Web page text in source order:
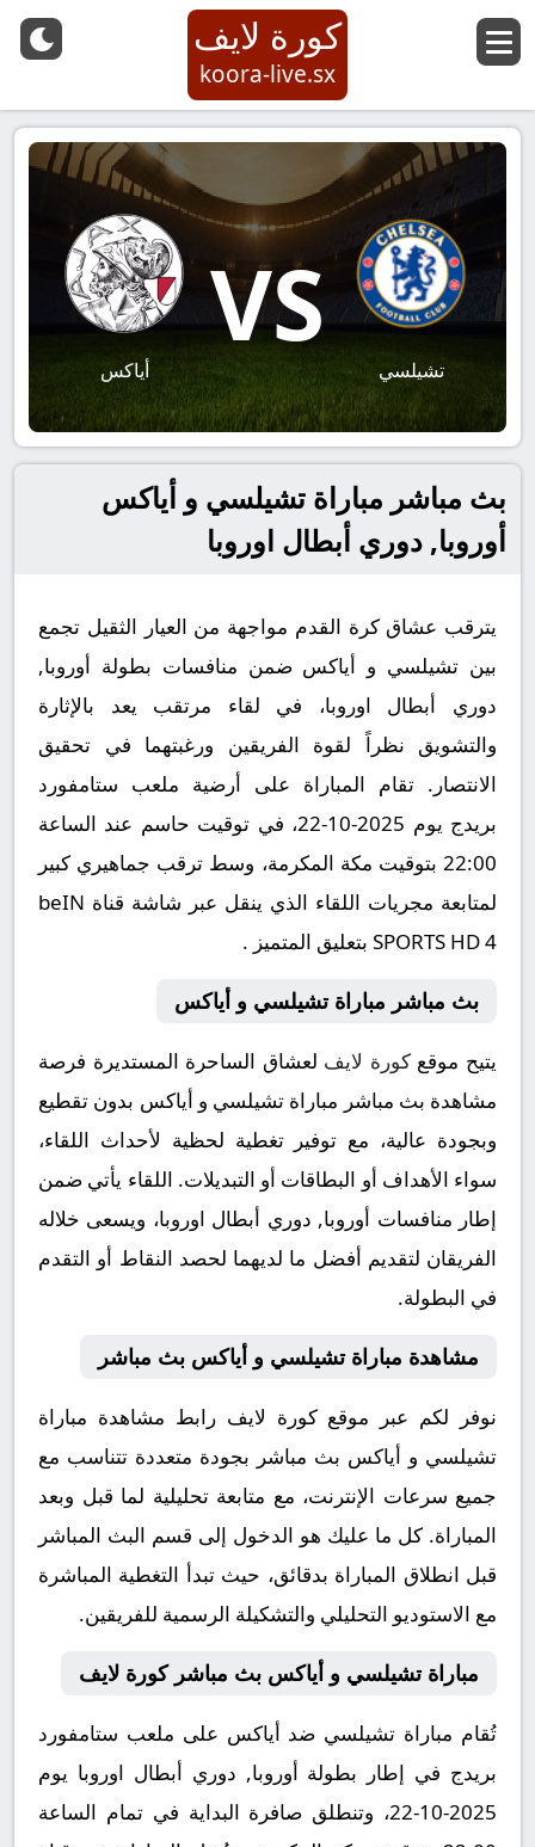
كورة لايف
koora-live.sx
تشيلسي
VS
أياكس
بث مباشر مباراة تشيلسي و أياكس
أوروبا, دوري أبطال اوروبا
يترقب عشاق كرة القدم مواجهة من العيار الثقيل تجمع
بين تشيلسي و أياكس ضمن منافسات بطولة أوروبا,
دوري أبطال اوروبا، في لقاء مرتقب يعد بالإثارة
والتشويق نظراً لقوة الفريقين ورغبتهما في تحقيق
الانتصار. تقام المباراة على أرضية ملعب ستامفورد
بريدج يوم 2025-10-22، في توقيت حاسم عند الساعة
22:00 بتوقيت مكة المكرمة، وسط ترقب جماهيري كبير
لمتابعة مجريات اللقاء الذي ينقل عبر شاشة قناة beIN
SPORTS HD 4 بتعليق المتميز .
بث مباشر مباراة تشيلسي و أياكس
يتيح موقعكورة لايف لعشاق الساحرة المستديرة فرصة
مشاهدة بث مباشر مباراة تشيلسي و أياكس بدون تقطيع
وبجودة عالية، مع توفير تغطية لحظية لأحداث اللقاء،
سواء الأهداف أو البطاقات أو التبديلات. اللقاء يأتي ضمن
إطار منافسات أوروبا, دوري أبطال اوروبا، ويسعى خلاله
الفريقان لتقديم أفضل ما لديهما لحصد النقاط أو التقدم
في البطولة.
مشاهدة مباراة تشيلسي و أياكس بث مباشر
نوفر لكم عبر موقع كورة لايف رابط مشاهدة مباراة
تشيلسي و أياكس بث مباشر بجودة متعددة تتناسب مع
جميع سرعات الإنترنت، مع متابعة تحليلية لما قبل وبعد
المباراة. كل ما عليك هو الدخول إلى قسم البث المباشر
قبل انطلاق المباراة بدقائق، حيث تبدأ التغطية المباشرة
مع الاستوديو التحليلي والتشكيلة الرسمية للفريقين.
مباراة تشيلسي و أياكس بث مباشر كورة لايف
تُقام مباراة تشيلسي ضد أياكس على ملعب ستامفورد
بريدج في إطار بطولة أوروبا, دوري أبطال اوروبا يوم
2025-10-22، وتنطلق صافرة البداية في تمام الساعة